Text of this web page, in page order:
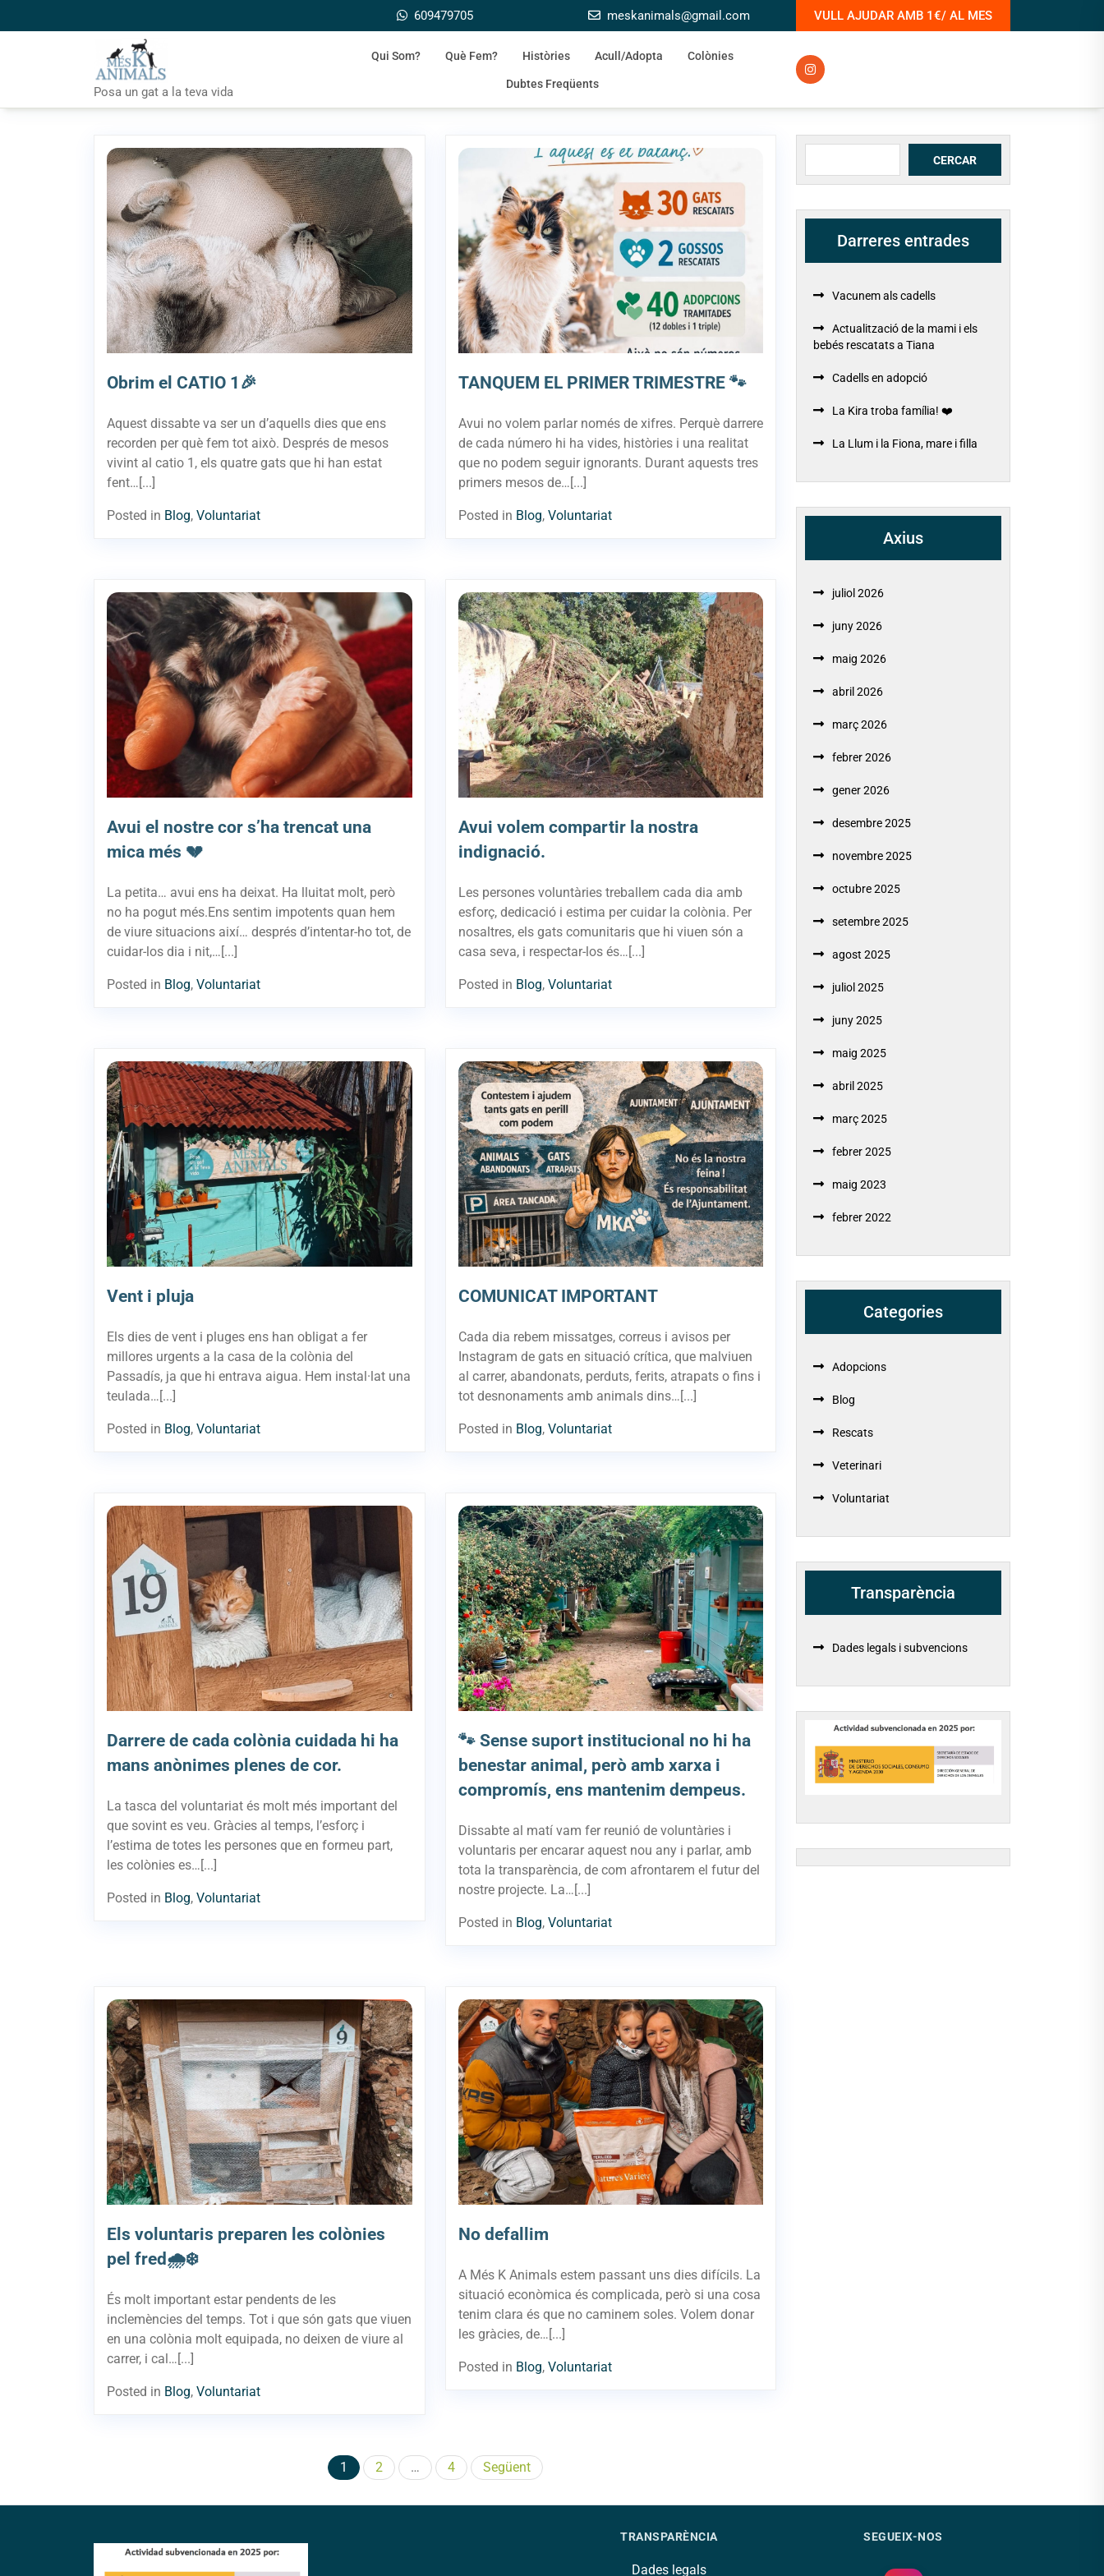
to
609479705 meskanimals@gmail.com VULL AJUDAR AMB 1€/ AL MES
Posa un gat a la teva vida
Qui Som? Què Fem? Històries Acull/Adopta Colònies
Dubtes Freqüents
Obrim el CATIO 1🎉
Aquest dissabte va ser un d’aquells dies que ens
recorden per què fem tot això. Després de mesos
vivint al catio 1, els quatre gats que hi han estat
fent…[...]
Posted in Blog, Voluntariat
TANQUEM EL PRIMER TRIMESTRE 🐾
Avui no volem parlar només de xifres. Perquè darrere
de cada número hi ha vides, històries i una realitat
que no podem seguir ignorants. Durant aquests tres
primers mesos de…[...]
Posted in Blog, Voluntariat
Avui el nostre cor s’ha trencat una
mica més 💔
La petita… avui ens ha deixat. Ha lluitat molt, però
no ha pogut més.Ens sentim impotents quan hem
de viure situacions així… després d’intentar-ho tot, de
cuidar-los dia i nit,…[...]
Posted in Blog, Voluntariat
Avui volem compartir la nostra
indignació.
Les persones voluntàries treballem cada dia amb
esforç, dedicació i estima per cuidar la colònia. Per
nosaltres, els gats comunitaris que hi viuen són a
casa seva, i respectar-los és…[...]
Posted in Blog, Voluntariat
Vent i pluja
Els dies de vent i pluges ens han obligat a fer
millores urgents a la casa de la colònia del
Passadís, ja que hi entrava aigua. Hem instal·lat una
teulada…[...]
Posted in Blog, Voluntariat
COMUNICAT IMPORTANT
Cada dia rebem missatges, correus i avisos per
Instagram de gats en situació crítica, que malviuen
al carrer, abandonats, perduts, ferits, atrapats o fins i
tot desnonaments amb animals dins…[...]
Posted in Blog, Voluntariat
Darrere de cada colònia cuidada hi ha
mans anònimes plenes de cor.
La tasca del voluntariat és molt més important del
que sovint es veu. Gràcies al temps, l’esforç i
l’estima de totes les persones que en formeu part,
les colònies es…[...]
Posted in Blog, Voluntariat
🐾 Sense suport institucional no hi ha
benestar animal, però amb xarxa i
compromís, ens mantenim dempeus.
Dissabte al matí vam fer reunió de voluntàries i
voluntaris per encarar aquest nou any i parlar, amb
tota la transparència, de com afrontarem el futur del
nostre projecte. La…[...]
Posted in Blog, Voluntariat
Els voluntaris preparen les colònies
pel fred🌧️❄️
És molt important estar pendents de les
inclemències del temps. Tot i que són gats que viuen
en una colònia molt equipada, no deixen de viure al
carrer, i cal…[...]
Posted in Blog, Voluntariat
No defallim
A Més K Animals estem passant uns dies difícils. La
situació econòmica és complicada, però si una cosa
tenim clara és que no caminem soles. Volem donar
les gràcies, de…[...]
Posted in Blog, Voluntariat
Paginació
de
1 2 … 4 Següent
Cerca CERCAR
Darreres entrades
Vacunem als cadells
Actualització de la mami i els
bebés rescatats a Tiana
Cadells en adopció
La Kira troba família! ❤️
La Llum i la Fiona, mare i filla
Axius
juliol 2026
juny 2026
maig 2026
abril 2026
març 2026
febrer 2026
gener 2026
desembre 2025
novembre 2025
octubre 2025
setembre 2025
agost 2025
juliol 2025
juny 2025
maig 2025
abril 2025
març 2025
febrer 2025
maig 2023
febrer 2022
Categories
Adopcions
Blog
Rescats
Veterinari
Voluntariat
Transparència
Dades legals i subvencions
TRANSPARÈNCIA
Dades legals
SEGUEIX-NOS